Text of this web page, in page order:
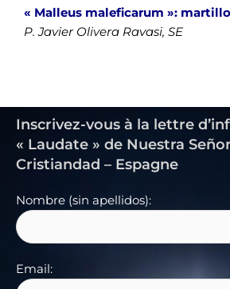
« Malleus maleficarum »:
P. Javier Olivera Ravasi, SE
Inscrivez-vous à la lettre
« Laudate » de Nuestra
Cristiandad – Espagne
Nombre (sin apellidos):
Email: